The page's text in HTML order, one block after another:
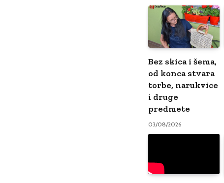
Bez skica i šema,
od konca stvara
torbe, narukvice
i druge
predmete
03/08/2026